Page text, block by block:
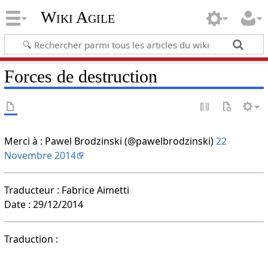
Wiki Agile
Forces de destruction
Merci à : Pawel Brodzinski (@pawelbrodzinski)22
Novembre 2014
Traducteur : Fabrice Aimetti
Date : 29/12/2014
Traduction :